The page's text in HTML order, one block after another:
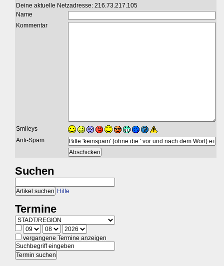
Deine aktuelle Netzadresse: 216.73.217.105
Name
Kommentar
Smileys
Anti-Spam
Suchen
Hilfe
Termine
vergangene Termine anzeigen